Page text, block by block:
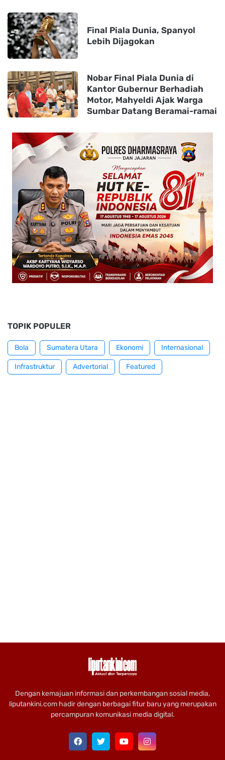
Final Piala Dunia, Spanyol
Lebih Dijagokan
Nobar Final Piala Dunia di
Kantor Gubernur Berhadiah
Motor, Mahyeldi Ajak Warga
Sumbar Datang Beramai-ramai
TOPIK POPULER
Bola Sumatera Utara Ekonomi Internasional
Infrastruktur Advertorial Featured
Dengan kemajuan informasi dan perkembangan sosial media,
liputankini.com hadir dengan berbagai fitur baru yang merupakan
percampuran komunikasi media digital.